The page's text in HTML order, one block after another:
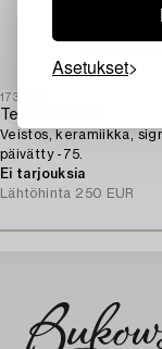
Asetukset
1731946
Teemu Luoto
Veistos, keramiikka,
päivätty -75.
Ei tarjouksia
Lähtöhinta 250 EUR